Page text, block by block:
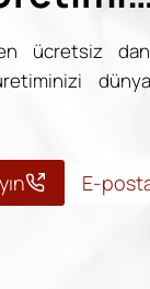
ücretsiz
dünya
E-